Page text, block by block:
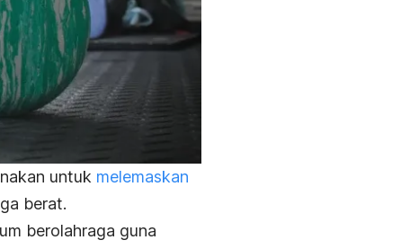
untuk melemaskan
berat.
berolahraga guna